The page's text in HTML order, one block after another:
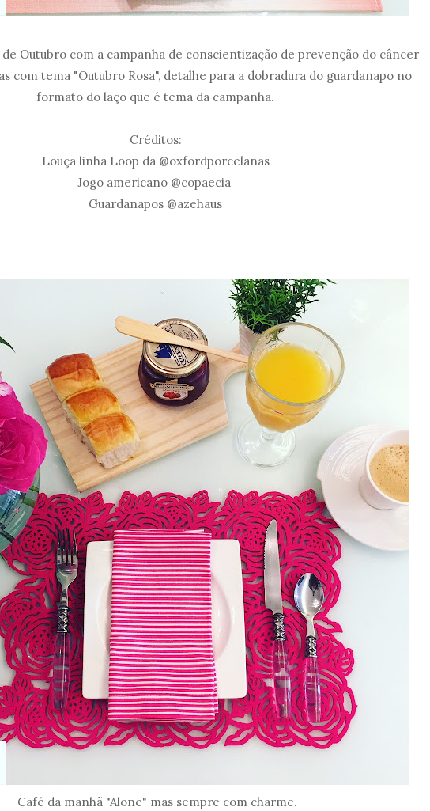
Outubro com a campanha de conscientização de prevenção do câncer
com tema "Outubro Rosa", detalhe para a dobradura do guardanapo no
formato do laço que é tema da campanha.
Créditos:
Louça linha Loop da @oxfordporcelanas
Jogo americano @copaecia
Guardanapos @azehaus
Café da manhã "Alone" mas sempre com charme.